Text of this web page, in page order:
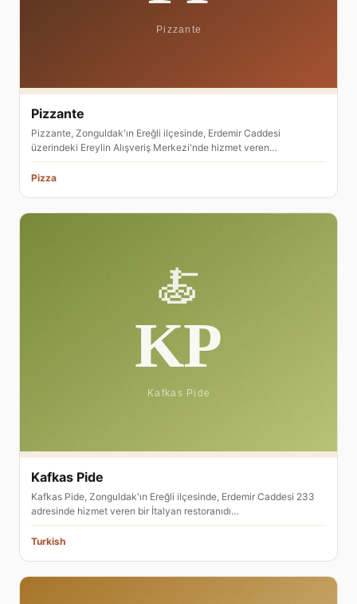
Pizzante
Pizzante, Zonguldak'ın Ereğli ilçesinde, Erdemir Caddesi
üzerindeki Ereylin Alışveriş Merkezi'nde hizmet veren…
Pizza
Kafkas Pide
Kafkas Pide, Zonguldak'ın Ereğli ilçesinde, Erdemir Caddesi 233
adresinde hizmet veren bir İtalyan restoranıdı…
Turkish